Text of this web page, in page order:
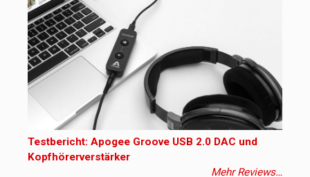
Testbericht: Apogee Groove USB 2.0 DAC und
Kopfhörerverstärker
Mehr Reviews…